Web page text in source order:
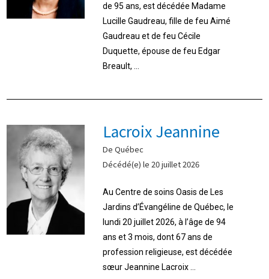
de 95 ans, est décédée Madame
Lucille Gaudreau, fille de feu Aimé
Gaudreau et de feu Cécile
Duquette, épouse de feu Edgar
Breault, ...
Lacroix Jeannine
De Québec
Décédé(e) le 20 juillet 2026
Au Centre de soins Oasis de Les
Jardins d’Évangéline de Québec, le
lundi 20 juillet 2026, à l’âge de 94
ans et 3 mois, dont 67 ans de
profession religieuse, est décédée
sœur Jeannine Lacroix ...